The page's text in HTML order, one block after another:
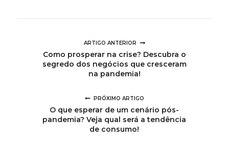
ARTIGO ANTERIOR
Como prosperar na crise? Descubra o
segredo dos negócios que cresceram
na pandemia!
PRÓXIMO ARTIGO
O que esperar de um cenário pós-
pandemia? Veja qual será a tendência
de consumo!